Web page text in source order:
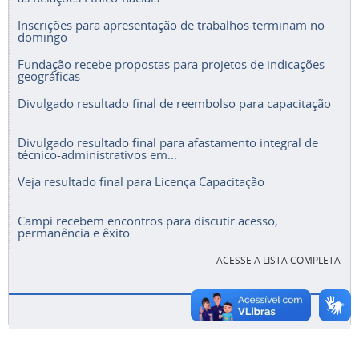
Inscrições para apresentação de trabalhos terminam no
domingo
Fundação recebe propostas para projetos de indicações
geográficas
Divulgado resultado final de reembolso para capacitação
Divulgado resultado final para afastamento integral de
técnico-administrativos em...
Veja resultado final para Licença Capacitação
Campi recebem encontros para discutir acesso,
permanência e êxito
ACESSE A LISTA COMPLETA